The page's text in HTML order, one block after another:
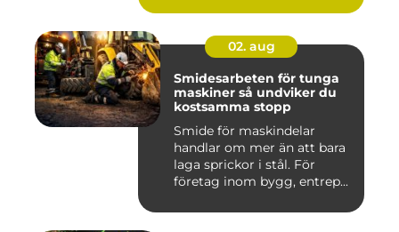
02. aug
Smidesarbeten för tunga
maskiner så undviker du
kostsamma stopp
Smide för maskindelar
handlar om mer än att bara
laga sprickor i stål. För
företag inom bygg, entrep...